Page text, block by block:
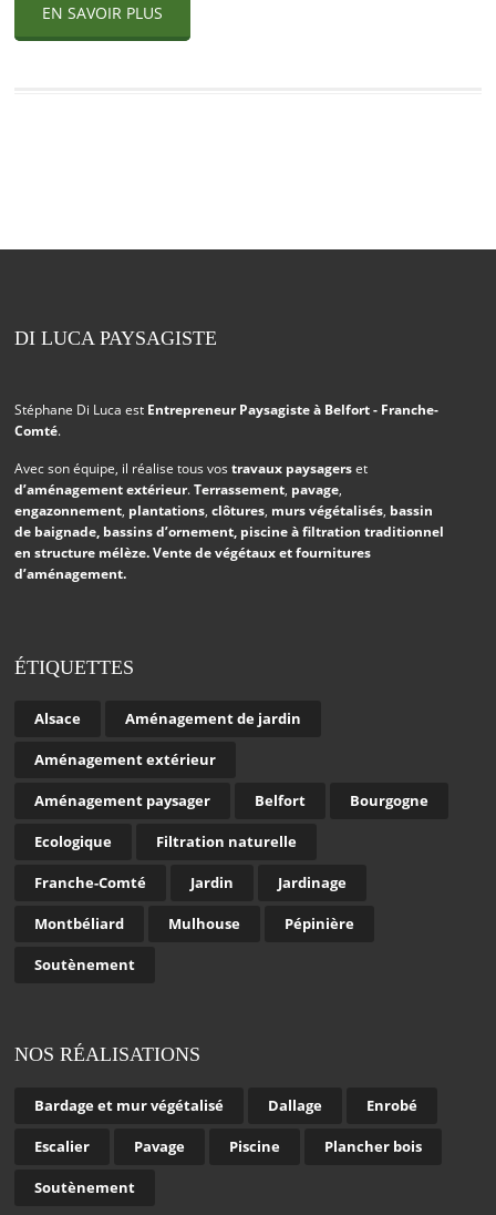
EN SAVOIR PLUS
DI LUCA PAYSAGISTE
Stéphane Di Luca est Entrepreneur Paysagiste à Belfort - Franche-
Comté.
Avec son équipe, il réalise tous vostravaux paysagerset
d’aménagement extérieur.Terrassement, pavage,
engazonnement, plantations,clôtures, murs végétalisés, bassin
de baignade, bassins d’ornement, piscine à filtration traditionnel
en structure mélèze. Vente de végétaux et fournitures
d’aménagement.
ÉTIQUETTES
Alsace Aménagement de jardin
Aménagement extérieur
Aménagement paysager Belfort Bourgogne
Ecologique Filtration naturelle
Franche-Comté Jardin Jardinage
Montbéliard Mulhouse Pépinière
Soutènement
NOS RÉALISATIONS
Bardage et mur végétalisé Dallage Enrobé
Escalier Pavage Piscine Plancher bois
Soutènement